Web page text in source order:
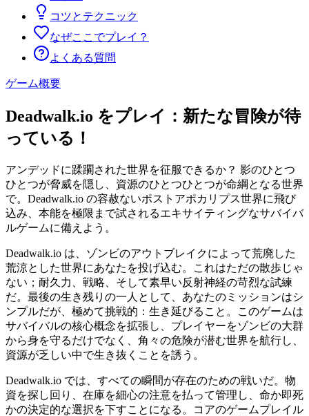
コツとテクニック
なぜここでプレイ？
よくある質問
ゲーム概要
Deadwalk.io をプレイ：新たな冒険が待
っている！
アンデッドに蹂躙された世界を征服できるか？ 影のひとつ
ひとつが脅威を隠し、資源のひとつひとつが命綱となる世界
で。Deadwalk.io の容赦ないポストアポカリプス世界に飛び
込み、本能を極限まで試されるエキサイティングなサバイバ
ルゲームに備えよう。
Deadwalk.io は、ゾンビのアウトブレイクによって荒廃した
荒涼とした世界にあなたを投げ込む。これはただの散歩じゃ
ない；耐久力、戦略、そして素早い反射神経の苛烈な試練
だ。最後の生き残りの一人として、あなたのミッションはシ
ンプルだが、極めて挑戦的：生き延びること。このゲームは
サバイバルの核心概念を拡張し、プレイヤーをゾンビの大群
から身を守るだけでなく、角々の危険が潜む世界を航行し、
資源が乏しい中で生き抜くことを誘う。
Deadwalk.io では、すべての瞬間が存在のための戦いだ。物
資を探し回り、在庫を細心の注意を払って管理し、命か即死
かの決定的な選択を下すことになる。コアのゲームプレイル